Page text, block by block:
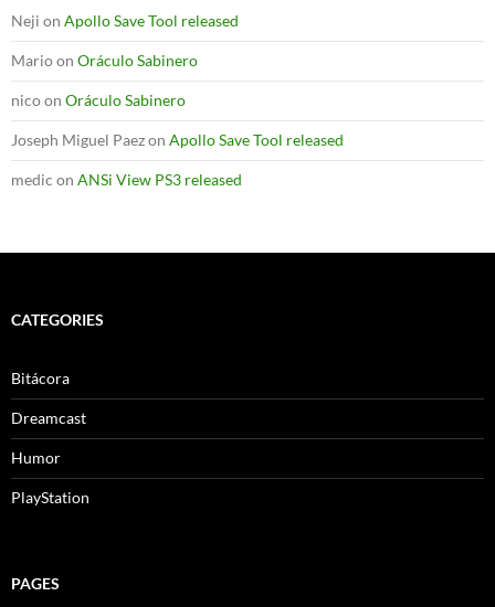
Neji on Apollo Save Tool released
Marioon Oráculo Sabinero
nicoon Oráculo Sabinero
Joseph Miguel Paezon Apollo Save Tool released
medic on ANSi View PS3 released
CATEGORIES
Bitácora
Dreamcast
Humor
PlayStation
PAGES